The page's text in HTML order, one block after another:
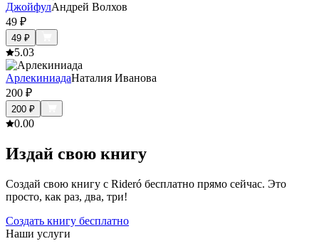
ДжойфулАндрей Волхов
49 ₽
49 ₽
5.03
АрлекиниадаНаталия Иванова
200 ₽
200 ₽
0.00
Издай свою книгу
Создай свою книгу с Rideró бесплатно прямо сейчас. Это
просто, как раз, два, три!
Создать книгу бесплатно
Наши услуги